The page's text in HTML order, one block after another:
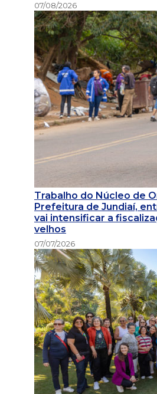
07/08/2026
Trabalho do Núcleo de
Prefeitura de Jundiaí,
vai intensificar a
velhos
07/07/2026